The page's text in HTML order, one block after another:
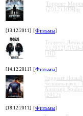
Торрент
(2012) HDRip
[13.12.2011] [Фильмы]
Торрент Люди
3 (2012) DVD-
| HD
[14.12.2011] [Фильмы]
Торрент Новый
Человек-паук /
Amazing
(2012)
[18.12.2011] [Фильмы]